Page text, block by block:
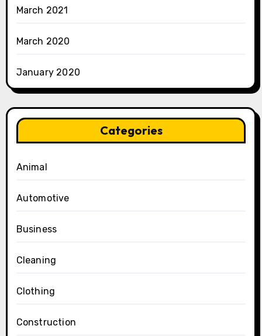
March 2021
March 2020
January 2020
Categories
Animal
Automotive
Business
Cleaning
Clothing
Construction